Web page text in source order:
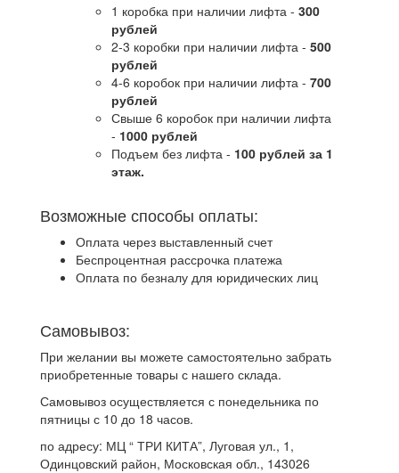
1 коробка при наличии лифта - 300
рублей
2-3 коробки при наличии лифта - 500
рублей
4-6 коробок при наличии лифта - 700
рублей
Свыше 6 коробок при наличии лифта
- 1000 рублей
Подъем без лифта - 100 рублей за 1
этаж.
Возможные способы оплаты:
Оплата через выставленный счет
Беспроцентная рассрочка платежа
Оплата по безналу для юридических лиц
Самовывоз:
При желании вы можете самостоятельно забрать
приобретенные товары с нашего склада.
Самовывоз осуществляется с понедельника по
пятницы с 10 до 18 часов.
по адресу: МЦ “ ТРИ КИТА”, Луговая ул., 1,
Одинцовский район, Московская обл., 143026